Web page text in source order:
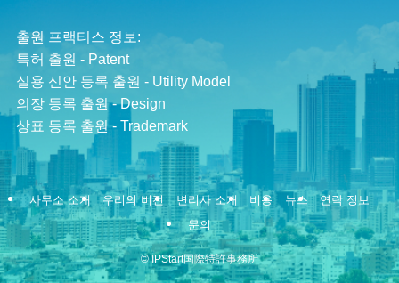
출원 프랙티스 정보:
특허 출원 - Patent
실용 신안 등록 출원 - Utility Model
의장 등록 출원 - Design
상표 등록 출원 - Trademark
사무소 소개 우리의 비전 변리사 소개 비용 뉴스
연락 정보
문의
©IPStart国際特許事務所